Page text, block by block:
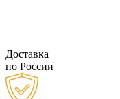
Доставка
по России